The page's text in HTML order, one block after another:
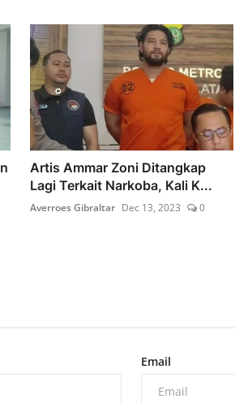
Artis Ammar Zoni Ditangkap
Lagi Terkait Narkoba, Kali K...
Averroes Gibraltar Dec 13, 2023 0
Email